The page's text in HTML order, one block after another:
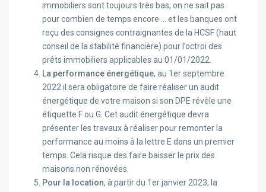
immobiliers sont toujours très bas, on ne sait pas
pour combien de temps encore … et les banques ont
reçu des consignes contraignantes de la HCSF (haut
conseil de la stabilité financière) pour l’octroi des
prêts immobiliers applicables au 01/01/2022.
La performance énergétique, au 1er septembre
2022 il sera obligatoire de faire réaliser un audit
énergétique de votre maison si son DPE révèle une
étiquette F ou G. Cet audit énergétique devra
présenter les travaux à réaliser pour remonter la
performance au moins à la lettre E dans un premier
temps. Cela risque des faire baisser le prix des
maisons non rénovées.
Pour la location, à partir du 1er janvier 2023, la